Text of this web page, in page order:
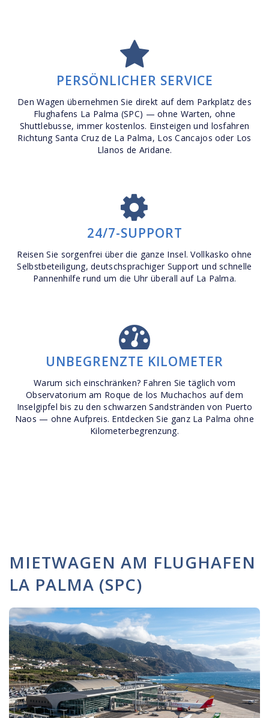
PERSÖNLICHER SERVICE
Den Wagen übernehmen Sie direkt auf dem Parkplatz des
Flughafens La Palma (SPC) — ohne Warten, ohne
Shuttlebusse, immer kostenlos. Einsteigen und losfahren
Richtung Santa Cruz de La Palma, Los Cancajos oder Los
Llanos de Aridane.
24/7-SUPPORT
Reisen Sie sorgenfrei über die ganze Insel. Vollkasko ohne
Selbstbeteiligung, deutschsprachiger Support und schnelle
Pannenhilfe rund um die Uhr überall auf La Palma.
UNBEGRENZTE KILOMETER
Warum sich einschränken? Fahren Sie täglich vom
Observatorium am Roque de los Muchachos auf dem
Inselgipfel bis zu den schwarzen Sandstränden von Puerto
Naos — ohne Aufpreis. Entdecken Sie ganz La Palma ohne
Kilometerbegrenzung.
MIETWAGEN AM FLUGHAFEN
LA PALMA (SPC)